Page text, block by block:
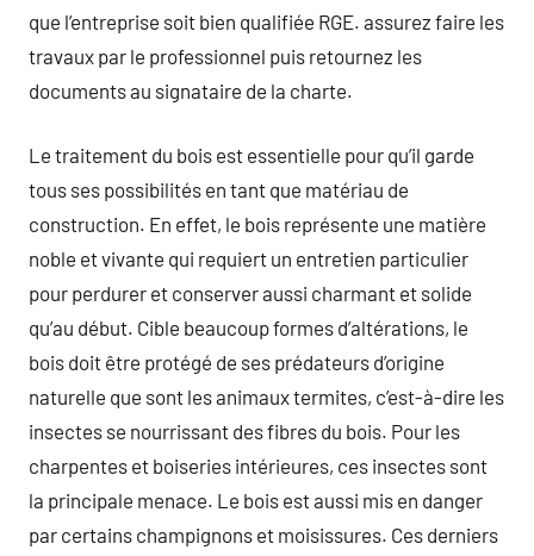
que l’entreprise soit bien qualifiée RGE. assurez faire les
travaux par le professionnel puis retournez les
documents au signataire de la charte.
Le traitement du bois est essentielle pour qu’il garde
tous ses possibilités en tant que matériau de
construction. En effet, le bois représente une matière
noble et vivante qui requiert un entretien particulier
pour perdurer et conserver aussi charmant et solide
qu’au début. Cible beaucoup formes d’altérations, le
bois doit être protégé de ses prédateurs d’origine
naturelle que sont les animaux termites, c’est-à-dire les
insectes se nourrissant des fibres du bois. Pour les
charpentes et boiseries intérieures, ces insectes sont
la principale menace. Le bois est aussi mis en danger
par certains champignons et moisissures. Ces derniers